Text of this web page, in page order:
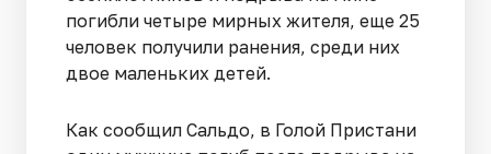
погибли четыре мирных жителя, еще 25
человек получили ранения, среди них
двое маленьких детей.
Как сообщил Сальдо, в Голой Пристани